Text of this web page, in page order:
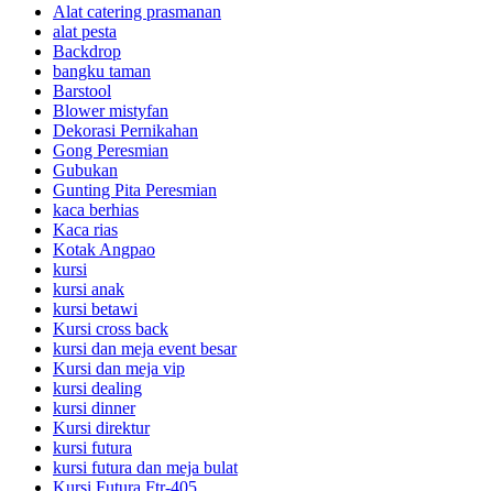
Alat catering prasmanan
alat pesta
Backdrop
bangku taman
Barstool
Blower mistyfan
Dekorasi Pernikahan
Gong Peresmian
Gubukan
Gunting Pita Peresmian
kaca berhias
Kaca rias
Kotak Angpao
kursi
kursi anak
kursi betawi
Kursi cross back
kursi dan meja event besar
Kursi dan meja vip
kursi dealing
kursi dinner
Kursi direktur
kursi futura
kursi futura dan meja bulat
Kursi Futura Ftr-405